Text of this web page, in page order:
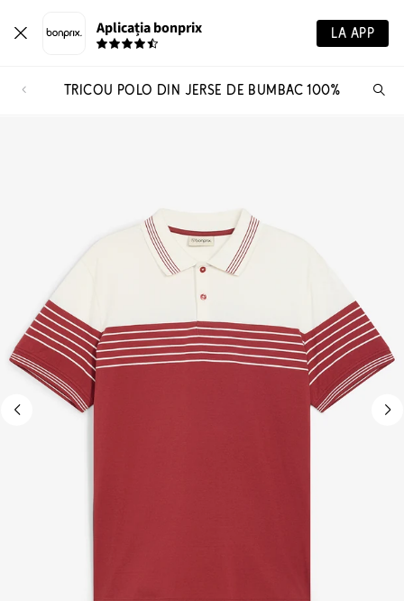
Aplicația bonprix LA APP
TRICOU POLO DIN JERSE DE BUMBAC 100%